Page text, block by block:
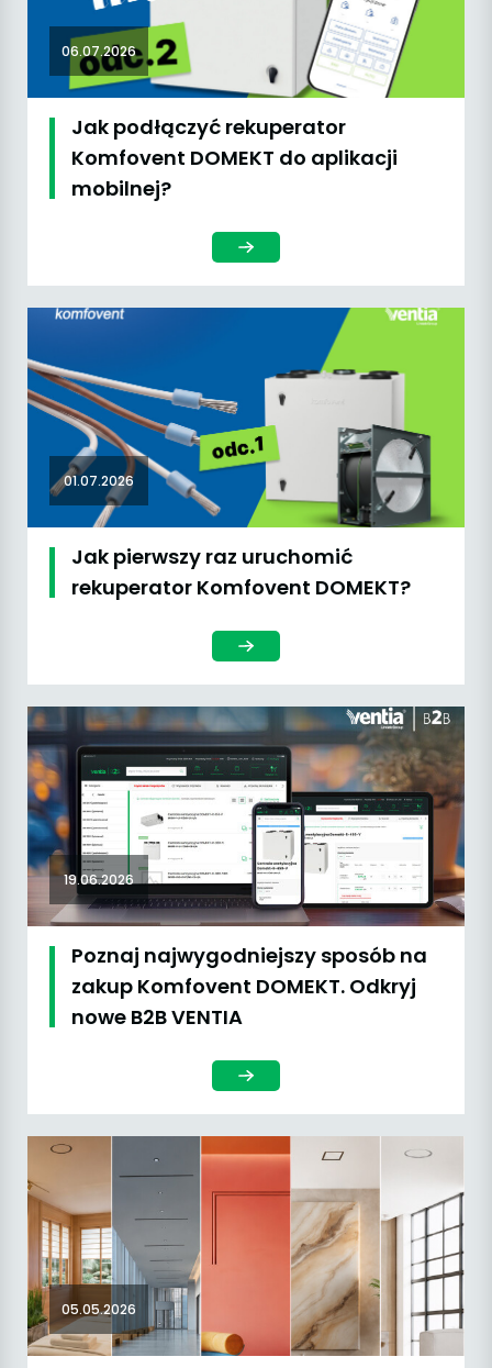
06.07.2026
Jak podłączyć rekuperator
Komfovent DOMEKT do aplikacji
mobilnej?
01.07.2026
Jak pierwszy raz uruchomić
rekuperator Komfovent DOMEKT?
19.06.2026
Poznaj najwygodniejszy sposób na
zakup Komfovent DOMEKT. Odkryj
nowe B2B VENTIA
05.05.2026